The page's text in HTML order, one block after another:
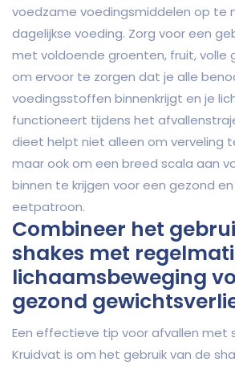
voedzame voedingsmiddelen op te
dagelijkse voeding. Zorg voor een
met voldoende groenten, fruit, volle
om ervoor te zorgen dat je alle
voedingsstoffen binnenkrijgt en je
functioneert tijdens het
dieet helpt niet alleen om verveling
maar ook om een breed scala aan
binnen te krijgen voor een gezond
eetpatroon.
Combineer het
shakes met
lichaamsbeweging
gezond
Een effectieve tip voor afvallen met
Kruidvat is om het gebruik van de